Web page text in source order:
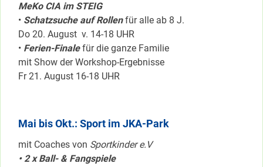
MeKo CIA im STEIG
• Schatzsuche auf Rollenfür alle ab 8 J.
Do 20. August v. 14-18 UHR
• Ferien-Finalefür die ganze Familie
mit Show der Workshop-Ergebnisse
Fr 21. August 16-18 UHR
Mai bis Okt.: Sport im JKA-Park
mit Coaches von Sportkinder e.V
• 2 x Ball- & Fangspiele